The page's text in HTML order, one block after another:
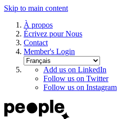
Skip to main content
À propos
Écrivez pour Nous
Contact
Member's Login
Add us on LinkedIn
Follow us on Twitter
Follow us on Instagram